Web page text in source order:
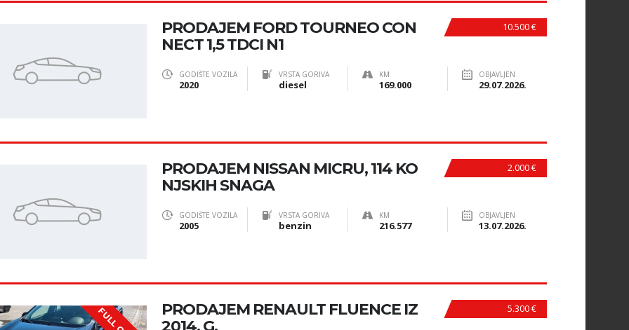
10.500 €
PRODAJEM FORD TOURNEO CON
NECT 1,5 TDCI N1
GODIŠTE VOZILA
2020
VRSTA GORIVA
diesel
KM
169.000
OBJAVLJEN
29.07.2026.
2.000 €
PRODAJEM NISSAN MICRU, 114 KO
NJSKIH SNAGA
GODIŠTE VOZILA
2005
VRSTA GORIVA
benzin
KM
216.577
OBJAVLJEN
13.07.2026.
5.300 €
PRODAJEM RENAULT FLUENCE IZ
2014. G,